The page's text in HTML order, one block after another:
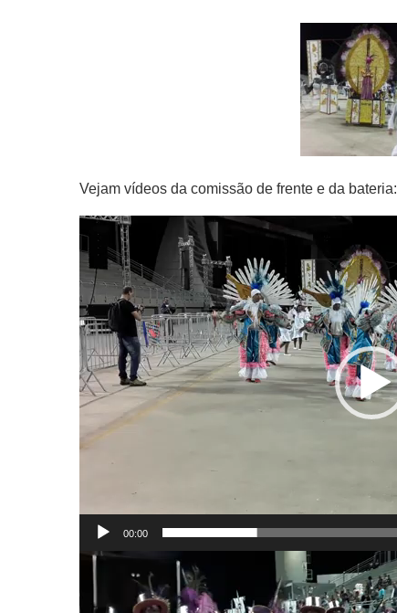
Vejam vídeos da comissão de frente e da bateria:
Tocador
de
vídeo
00:00
Tocador
de
vídeo